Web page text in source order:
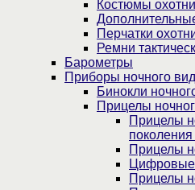
Костюмы
Перчатки
Ремни
Барометры
Приборы ночного
Бинокли
Прицелы
Прицелы
Прицелы
Цифровые
Прицелы